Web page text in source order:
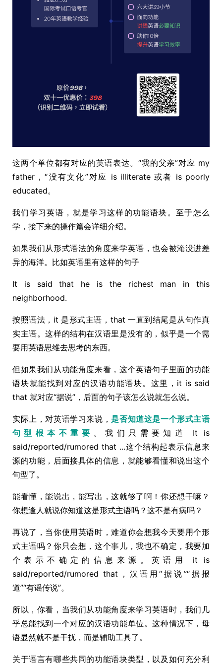
这两个单位都有对应的英语表达。“我的父亲”对应 my
father，“没有文化”对应 is illiterate 或者 is poorly
educated。
我们学习英语，就是学习这样的功能语块。至于怎么
学，接下来的操作篇会详细介绍。
如果我们从形式语法的角度来学英语，也会被淹没进差
异的海洋。比如英语里有这样的句子
It is said that he is the richest man in this
neighborhood.
按照语法，it 是形式主语，that 一直到结尾是从句作真
实主语。这样的结构在汉语里是没有的，似乎是一个需
要用英语思维去思考的东西。
但如果我们从功能角度来看，这个英语句子里面的功能
语块就能找到对应的汉语功能语块。这里，it is said
that 就对应“据说”，后面的句子该怎么说就怎么说。
实际上，对英语学习来说，是否知道这是一个形式主语
句型根本不重要 。我们只需要知道 It is
said/reported/rumored that ...这个结构起表示信息来
源的功能，后面接具体的信息，就能够看懂和说出这个
句型了。
能看懂，能说出，能写出，这就够了啊！你还想干嘛？
你想逢人就说你知道这是形式主语吗？这不是有病吗？
再说了，当你使用英语时，难道你会想我今天要用个形
式主语吗？你只会想，这个事儿，我也不确定，我要加
个表示不确定的信息来源。英语用 it is
said/reported/rumored that，汉语用“据说”“据报
道”“有谣传说”。
所以，你看，当我们从功能角度来学习英语时，我们几
乎总能找到一个对应的汉语功能单位。这种情况下，母
语显然就不是干扰，而是辅助工具了。
关于语言有哪些共同的功能语块类型，以及如何充分利